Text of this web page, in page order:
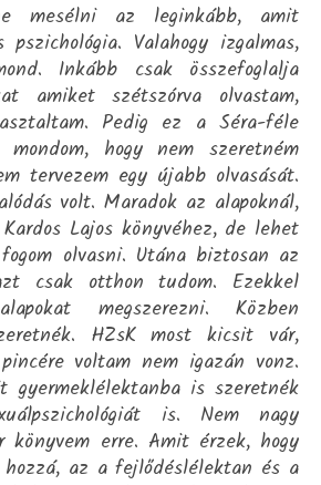
mesélni az leginkább, amit
pszichológia. Valahogy izgalmas,
Inkább csak összefoglalja
amiket szétszórva olvastam,
Pedig ez a Séra-féle
hogy nem szeretném
tervezem egy újabb olvasását.
volt. Maradok az alapoknál,
Lajos könyvéhez, de lehet
olvasni. Utána biztosan az
csak otthon tudom. Ezekkel
megszerezni. Közben
HZsK most kicsit vár,
voltam nem igazán vonz.
gyermeklélektanba is szeretnék
is. Nem nagy
könyvem erre. Amit érzek, hogy
az a fejlődéslélektan és a